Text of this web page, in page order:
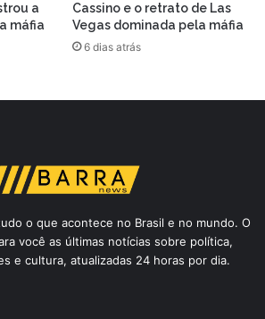
a
máfia
Cassino e o retrato de Las
Vegas dominada pela máfia
6 dias atrás
o que acontece no Brasil e no mundo. O
você as últimas notícias sobre política,
e cultura, atualizadas 24 horas por dia.